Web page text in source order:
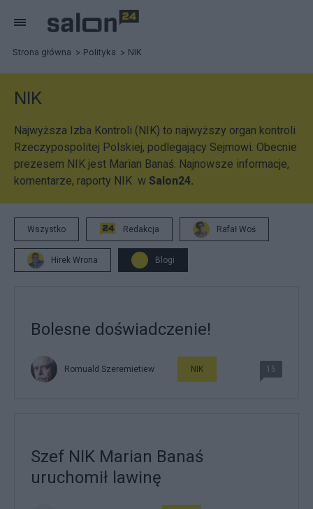
Strona główna Polityka NIK
NIK
Najwyższa Izba Kontroli (NIK) to najwyższy organ kontroli
Rzeczypospolitej Polskiej, podlegający Sejmowi. Obecnie
prezesem NIK jest Marian Banaś. Najnowsze informacje,
komentarze, raporty NIK w Salon24.
Wszystko Redakcja Rafał Woś
Hirek Wrona Blogi
Bolesne doświadczenie!
Romuald Szeremietiew NIK 15
Szef NIK Marian Banaś
uruchomił lawinę